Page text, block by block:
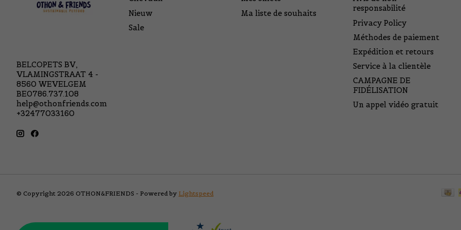
BELCOPETS BV,
VLAMINGSTRAAT 4 -
8560 WEVELGEM
BE0786.737.108
help@othonfriends.com
+32477033160
Nieuw
Sale
Ma liste de souhaits
responsabilité
Privacy Policy
Méthodes de paiement
Expédition et retours
Service à la clientèle
CAMPAGNE DE
FIDÉLISATION
Un appel vidéo gratuit
© Copyright 2026 OTHON&FRIENDS - Powered by Lightspeed